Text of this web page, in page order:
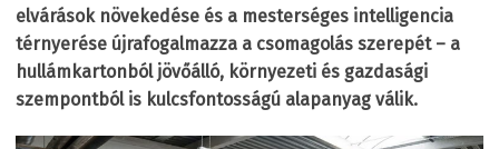
elvárások növekedése és a mesterséges intelligencia
térnyerése újrafogalmazza a csomagolás szerepét – a
hullámkartonból jövőálló, környezeti és gazdasági
szempontból is kulcsfontosságú alapanyag válik.